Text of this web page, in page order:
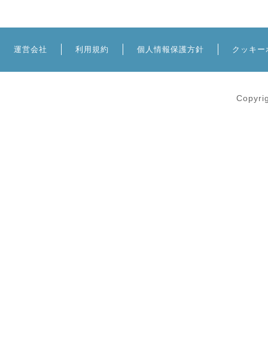
運営会社 利用規約 個人情報保護方針 クッキー